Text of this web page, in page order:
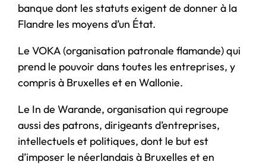
banque dont les statuts exigent de donner à la
Flandre les moyens d’un État.
Le VOKA (organisation patronale flamande) qui
prend le pouvoir dans toutes les entreprises, y
compris à Bruxelles et en Wallonie.
Le In de Warande, organisation qui regroupe
aussi des patrons, dirigeants d’entreprises,
intellectuels et politiques, dont le but est
d’imposer le néerlandais à Bruxelles et en